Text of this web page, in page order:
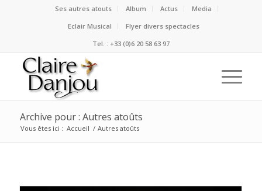
Ses autres atouts Album Actus
Media
Eclair Musical
Flyer divers spectacles
Tel. : +33 (0)6 20 58 63 97
Archive pour : Autres atoûts
Vous êtes ici : Accueil / Autres atoûts